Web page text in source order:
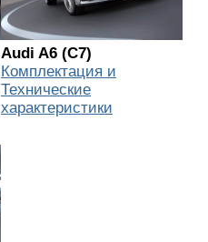
Audi A6 (C7)
Комплектация и
Технические
характеристики